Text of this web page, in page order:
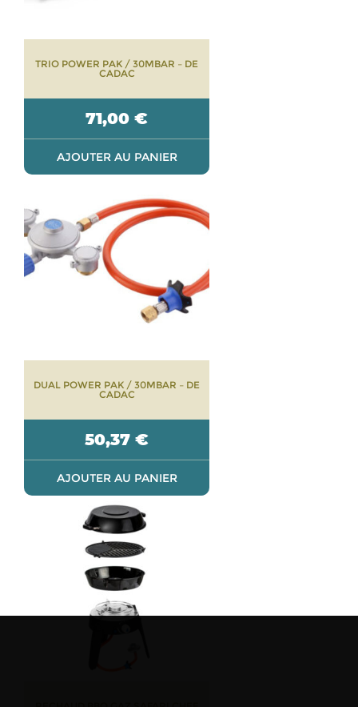
TRIO POWER PAK / 30MBAR – DE
CADAC
71,00 €
AJOUTER AU PANIER
DUAL POWER PAK / 30MBAR – DE
CADAC
50,37 €
AJOUTER AU PANIER